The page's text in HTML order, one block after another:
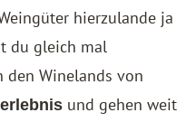
hierzulande ja
du gleich mal
den Winelands von
und gehen weit